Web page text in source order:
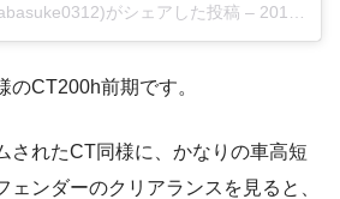
がシェアした投稿 – 2017年12月月18日午前6時29分PST
のCT200h前期です。
されたCT同様に、かなりの車高短
ェンダーのクリアランスを見ると、